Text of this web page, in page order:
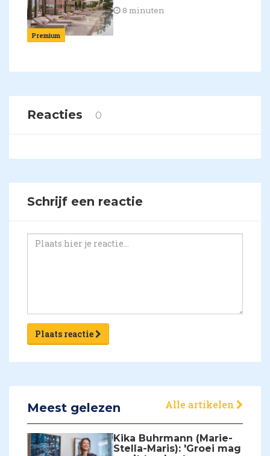
Premium
8 minuten
Reacties 0
Schrijf een reactie
Plaats reactie
Meest gelezen Alle artikelen
Kika Buhrmann (Marie-
Stella-Maris): 'Groei mag